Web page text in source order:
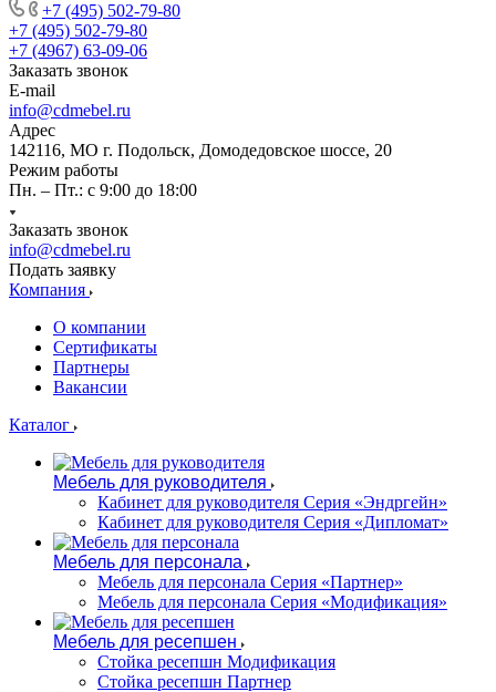
+7 (495) 502-79-80
+7 (495) 502-79-80
+7 (4967) 63-09-06
Заказать звонок
E-mail
info@cdmebel.ru
Адрес
142116, МО г. Подольск, Домодедовское шоссе, 20
Режим работы
Пн. – Пт.: с 9:00 до 18:00
Заказать звонок
info@cdmebel.ru
Подать заявку
Компания
О компании
Сертификаты
Партнеры
Вакансии
Каталог
Мебель для руководителя
Кабинет для руководителя Серия «Эндргейн»
Кабинет для руководителя Серия «Дипломат»
Мебель для персонала
Мебель для персонала Серия «Партнер»
Мебель для персонала Серия «Модификация»
Мебель для ресепшен
Стойка ресепшн Модификация
Стойка ресепшн Партнер